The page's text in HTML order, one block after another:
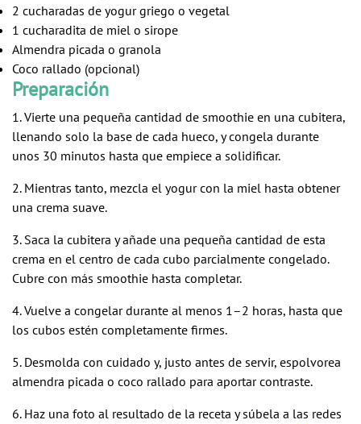
2 cucharadas de yogur griego o vegetal
1 cucharadita de miel o sirope
Almendra picada o granola
Coco rallado (opcional)
Preparación
1. Vierte una pequeña cantidad de smoothie en una cubitera,
llenando solo la base de cada hueco, y congela durante
unos 30 minutos hasta que empiece a solidificar.
2. Mientras tanto, mezcla el yogur con la miel hasta obtener
una crema suave.
3. Saca la cubitera y añade una pequeña cantidad de esta
crema en el centro de cada cubo parcialmente congelado.
Cubre con más smoothie hasta completar.
4. Vuelve a congelar durante al menos 1–2 horas, hasta que
los cubos estén completamente firmes.
5. Desmolda con cuidado y, justo antes de servir, espolvorea
almendra picada o coco rallado para aportar contraste.
6. Haz una foto al resultado de la receta y súbela a las redes